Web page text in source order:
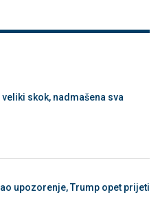
skok, nadmašena sva
upozorenje, Trump opet prijeti